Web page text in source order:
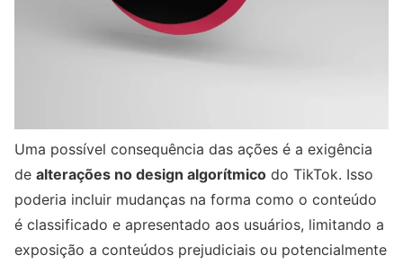
Uma possível consequência das ações é a exigência
de alterações no design algorítmico do TikTok. Isso
poderia incluir mudanças na forma como o conteúdo
é classificado e apresentado aos usuários, limitando a
exposição a conteúdos prejudiciais ou potencialmente